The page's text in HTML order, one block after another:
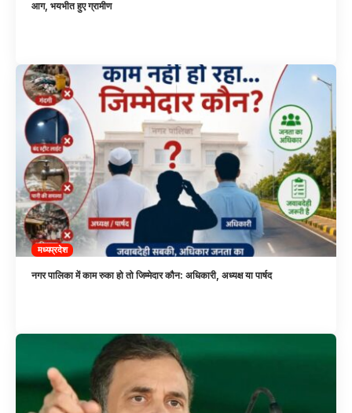
आग, भयभीत हुए ग्रामीण
मध्यप्रदेश
नगर पालिका में काम रुका हो तो जिम्मेदार कौन: अधिकारी, अध्यक्ष या पार्षद